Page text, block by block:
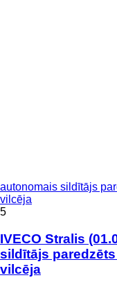
autonomais sildītājs
vilcēja
5
IVECO Stralis
sildītājs paredzēts
vilcēja